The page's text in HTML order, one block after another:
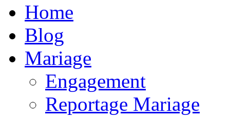
Home
Blog
Mariage
Engagement
Reportage Mariage